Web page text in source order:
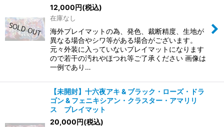
12,000円(税込)
在庫なし
海外プレイマットの為、発色、裁断精度、生地が
異なる場合やシワ等がある場合がございます。
元々外装に入っていないプレイマットになります
ので若干の汚れやほつれ等ご了承ください 画像は
一例であり…
【未開封】十六夜アキ & ブラック・ローズ・ドラ
ゴン & フェニキシアン・クラスター・アマリリ
ス プレイマット
20,000円(税込)